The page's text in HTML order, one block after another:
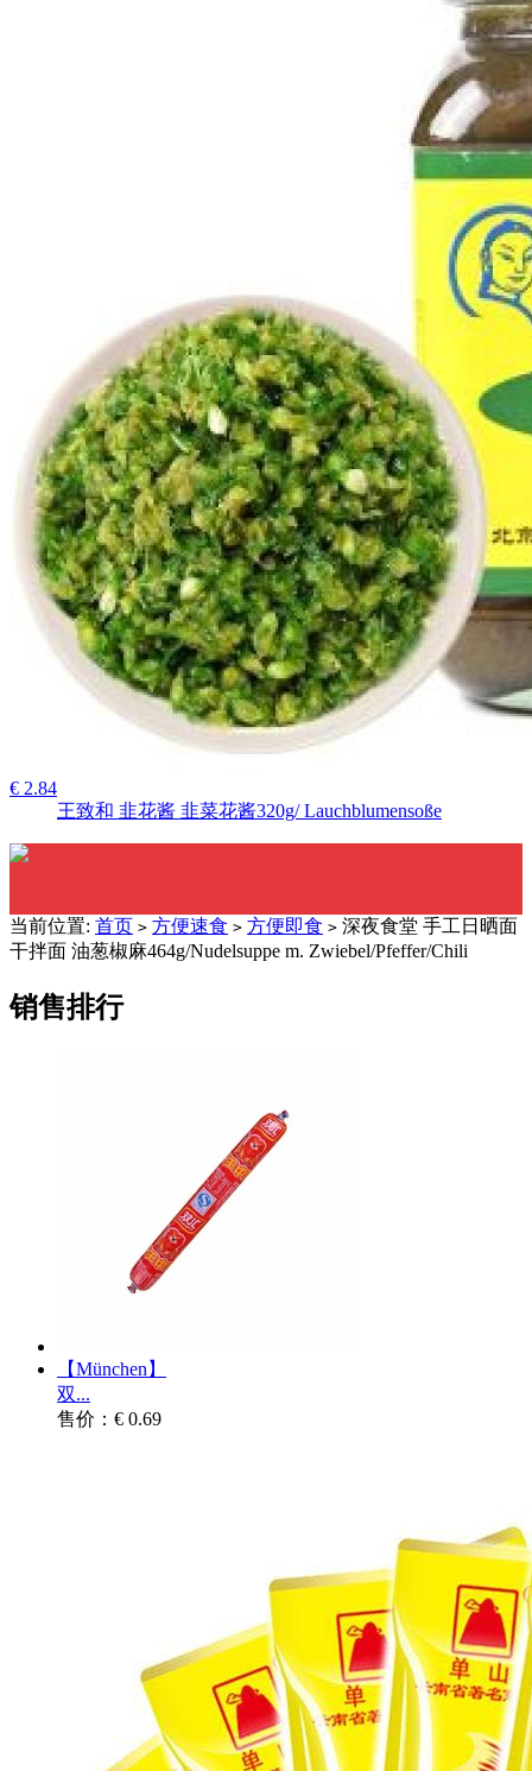
€ 2.84
王致和 韭花酱 韭菜花酱320g/ Lauchblumensoße
当前位置: 首页 > 方便速食 > 方便即食 > 深夜食堂 手工日晒面
干拌面 油葱椒麻464g/Nudelsuppe m. Zwiebel/Pfeffer/Chili
销售排行
【München】
双...
售价：€ 0.69